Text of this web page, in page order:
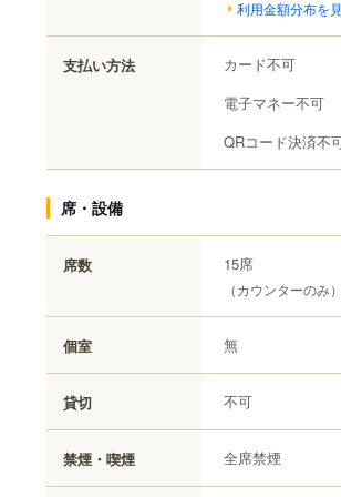
利用金額分布を
支払い方法
カード不可
電子マネー不可
QRコード決済不
席・設備
席数 15席
（カウンターのみ）
個室 無
貸切 不可
禁煙・喫煙 全席禁煙